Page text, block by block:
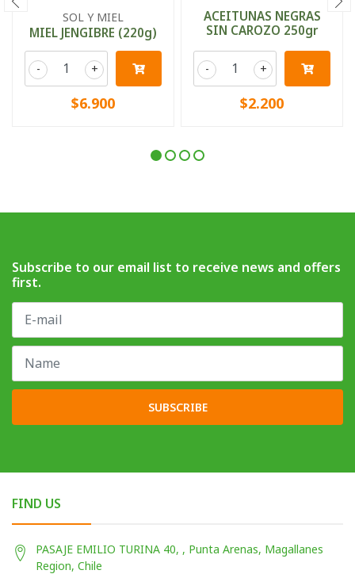
SOL Y MIEL
MIEL JENGIBRE (220g)
+
-
$6.900
ACEITUNAS NEGRAS
SIN CAROZO 250gr
+
-
$2.200
Subscribe to our email list to receive news and offers
first.
SUBSCRIBE
FIND US
PASAJE EMILIO TURINA 40, , Punta Arenas, Magallanes
Region, Chile